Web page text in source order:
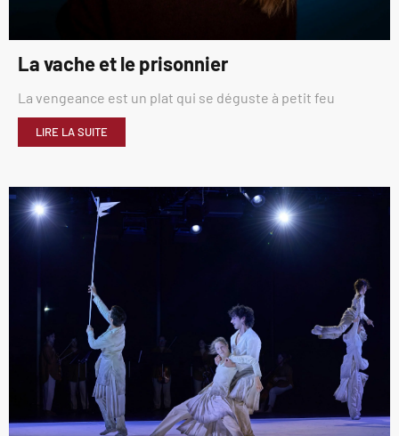
La vache et le prisonnier
La vengeance est un plat qui se déguste à petit feu
LIRE LA SUITE